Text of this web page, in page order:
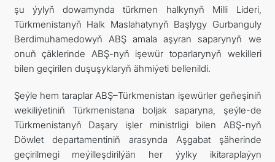
şu ýylyň dowamynda türkmen halkynyň Milli Lideri,
Türkmenistanyň Halk Maslahatynyň Başlygy Gurbanguly
Berdimuhamedowyň ABŞ amala aşyran saparynyň we
onuň çäklerinde ABŞ-nyň işewür toparlarynyň wekilleri
bilen geçirilen duşuşyklaryň ähmiýeti bellenildi.
Şeýle hem taraplar ABŞ–Türkmenistan işewürler geňeşiniň
wekiliýetiniň Türkmenistana boljak saparyna, şeýle-de
Türkmenistanyň Daşary işler ministrligi bilen ABŞ-nyň
Döwlet departamentiniň arasynda Aşgabat şäherinde
geçirilmegi meýilleşdirilýän her ýylky ikitaraplaýyn